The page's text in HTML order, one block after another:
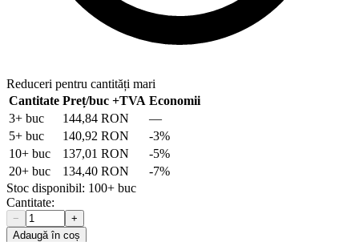
Reduceri pentru cantități mari
Cantitate Preț/buc +TVA Economii
3+ buc 144,84 RON
—
5+ buc 140,92 RON -3%
10+ buc 137,01 RON -5%
20+ buc 134,40 RON -7%
Stoc disponibil: 100+ buc
Cantitate:
−
+
Adaugă în coș